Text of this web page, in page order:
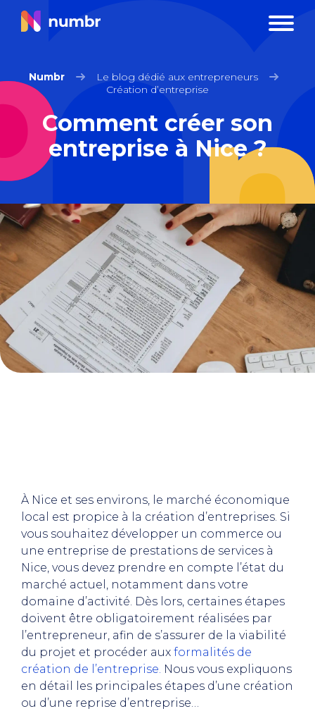
Numbr
Le blog dédié aux entrepreneurs
Création d’entreprise
Comment créer son
entreprise à Nice ?
À Nice et ses environs, le marché économique
local est propice à la création d’entreprises. Si
vous souhaitez développer un commerce ou
une entreprise de prestations de services à
Nice, vous devez prendre en compte l’état du
marché actuel, notamment dans votre
domaine d’activité. Dès lors, certaines étapes
doivent être obligatoirement réalisées par
l’entrepreneur, afin de s’assurer de la viabilité
du projet et procéder aux formalités de
création de l’entreprise. Nous vous expliquons
en détail les principales étapes d’une création
ou d’une reprise d’entreprise…